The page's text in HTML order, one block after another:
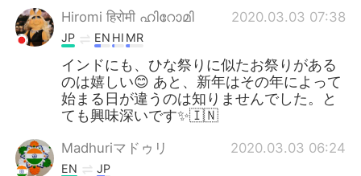
Hiromi हिरोमी ഹിറോമി 2020.03.03 07:38
JP EN HI MR
インドにも、ひな祭りに似たお祭りがある
のは嬉しい😊 あと、新年はその年によって
始まる日が違うのは知りませんでした。と
ても興味深いです✨🇮🇳
Madhuriマドゥリ 2020.03.03 06:24
EN JP